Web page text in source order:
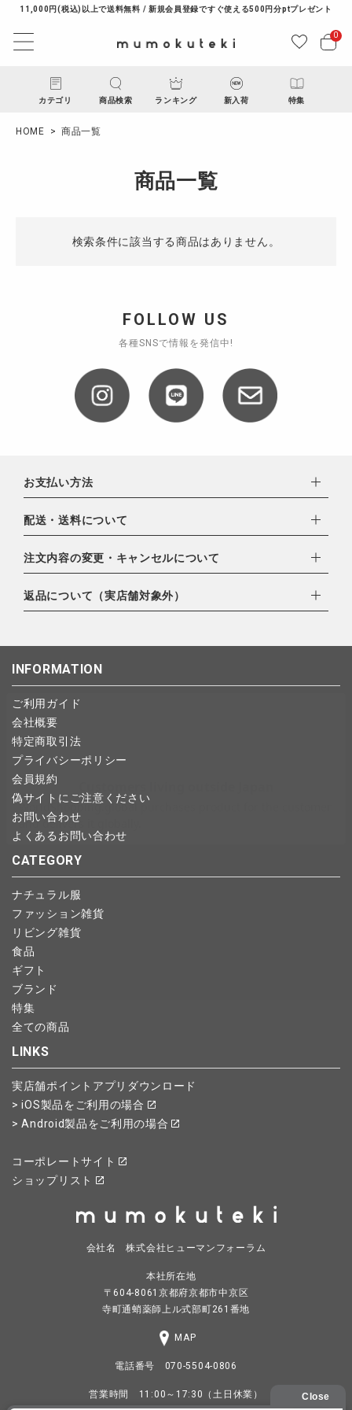
11,000円(税込)以上で送料無料 / 新規会員登録ですぐ使える500円分ptプレゼント
0
カテゴリ 商品検索 ランキング 新入荷 特集
新規会員登録
食品
ブランド
全ての商品
CONTENTS
特集
ご利用ガイド
ショップリスト
HOME 商品一覧
商品一覧
検索条件に該当する商品はありません。
FOLLOW US
各種SNSで情報を発信中!
お支払い方法
下記お支払い方法よりお選びいただけます。
・クレジットカード（VISA,mastercard,JCB,AMERICAN
EXPRESS,Diners Club）
・amazonペイメント
・楽天ペイ
・PayPay
配送・送料について
配達業者：日本郵便
北海道：1,400円
注文内容の変更・キャンセルについて
ご注文日当日から翌日のAM9:00までにご連絡頂いた場合はキャ
ンセルは可能です。
します。
予約商品など一部キャンセルが出来ない場合がございます。あら
かじめご了承ください。
返品について（実店舗対象外）
こちら よりご依頼ください。
INFORMATION
ご利用ガイド
会社概要
特定商取引法
プライバシーポリシー
会員規約
偽サイトにご注意ください
お問い合わせ
よくあるお問い合わせ
CATEGORY
ナチュラル服
ファッション雑貨
リビング雑貨
食品
ギフト
ブランド
特集
全ての商品
LINKS
実店舗ポイントアプリダウンロード
> iOS製品をご利用の場合
> Android製品をご利用の場合
コーポレートサイト
ショップリスト
会社名 株式会社ヒューマンフォーラム
本社所在地
〒604-8061京都府京都市中京区
寺町通蛸薬師上ル式部町261番地
MAP
電話番号 070-5504-0806
営業時間 11:00～17:30（土日休業）